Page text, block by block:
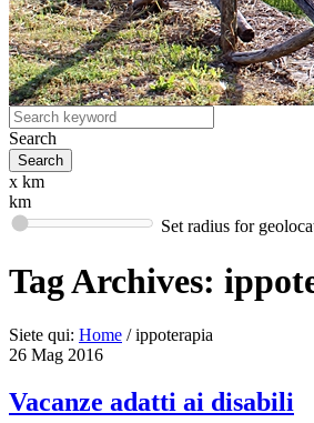
Search
x km
km
Set radius for
Tag Archives:
Siete qui: Home / ippoterapia
26 Mag 2016
Vacanze adatti ai disabili